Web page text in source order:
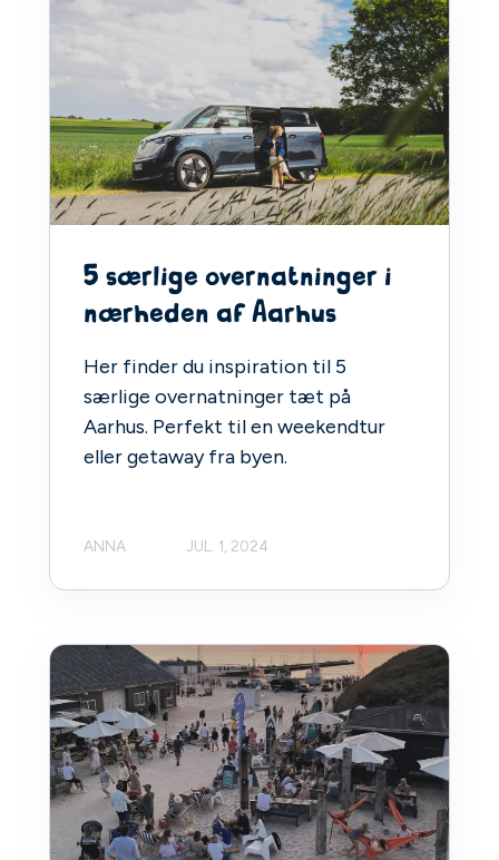
5 særlige overnatninger i
nærheden af Aarhus
Her finder du inspiration til 5
særlige overnatninger tæt på
Aarhus. Perfekt til en weekendtur
eller getaway fra byen.
ANNA JUL. 1, 2024